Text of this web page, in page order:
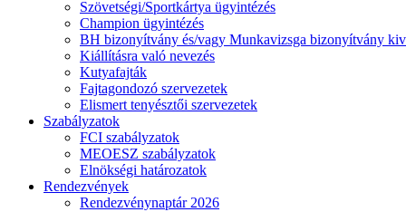
Szövetségi/Sportkártya ügyintézés
Champion ügyintézés
BH bizonyítvány és/vagy Munkavizsga bizonyítvány
Kiállításra való nevezés
Kutyafajták
Fajtagondozó szervezetek
Elismert tenyésztői szervezetek
Szabályzatok
FCI szabályzatok
MEOESZ szabályzatok
Elnökségi határozatok
Rendezvények
Rendezvénynaptár 2026